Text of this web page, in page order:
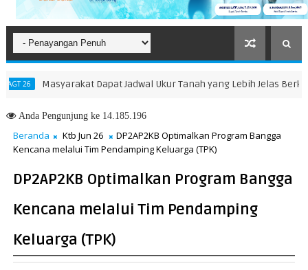
Masyarakat Dapat Jadwal Ukur Tanah yang Lebih Jelas Berkat
AndaPengunjung ke 14.185.196
Beranda Ktb Jun 26
‎DP2AP2KB Optimalkan Program Bangga
Kencana melalui Tim Pendamping Keluarga (TPK)
‎DP2AP2KB Optimalkan Program Bangga
Kencana melalui Tim Pendamping
Keluarga (TPK)